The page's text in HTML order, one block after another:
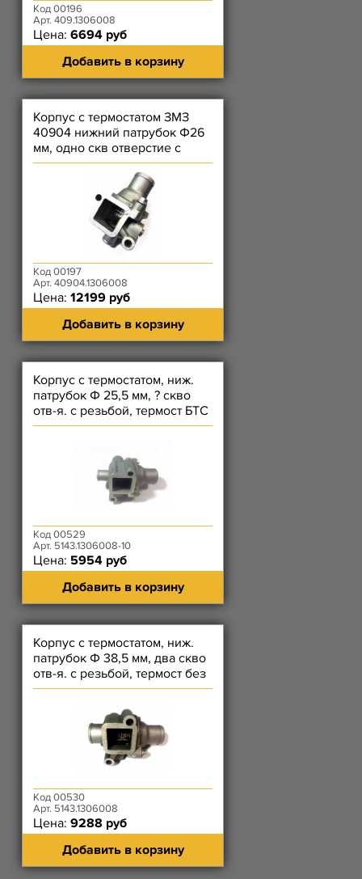
Код 00196
Арт. 409.1306008
Цена: 6694 руб
Добавить в корзину
Корпус с термостатом ЗМЗ
40904 нижний патрубок Ф26
мм, одно скв отверстие с
резьбой, с пробкой слева
Код 00197
Арт. 40904.1306008
Цена: 12199 руб
Добавить в корзину
Корпус с термостатом, ниж.
патрубок Ф 25,5 мм, ? скво
отв-я. с резьбой, термост БТС
ЗМЗ-51432
Код 00529
Арт. 5143.1306008-10
Цена: 5954 руб
Добавить в корзину
Корпус с термостатом, ниж.
патрубок Ф 38,5 мм, два скво
отв-я. с резьбой, термост без
тарелки снизу)
Код 00530
Арт. 5143.1306008
Цена: 9288 руб
Добавить в корзину